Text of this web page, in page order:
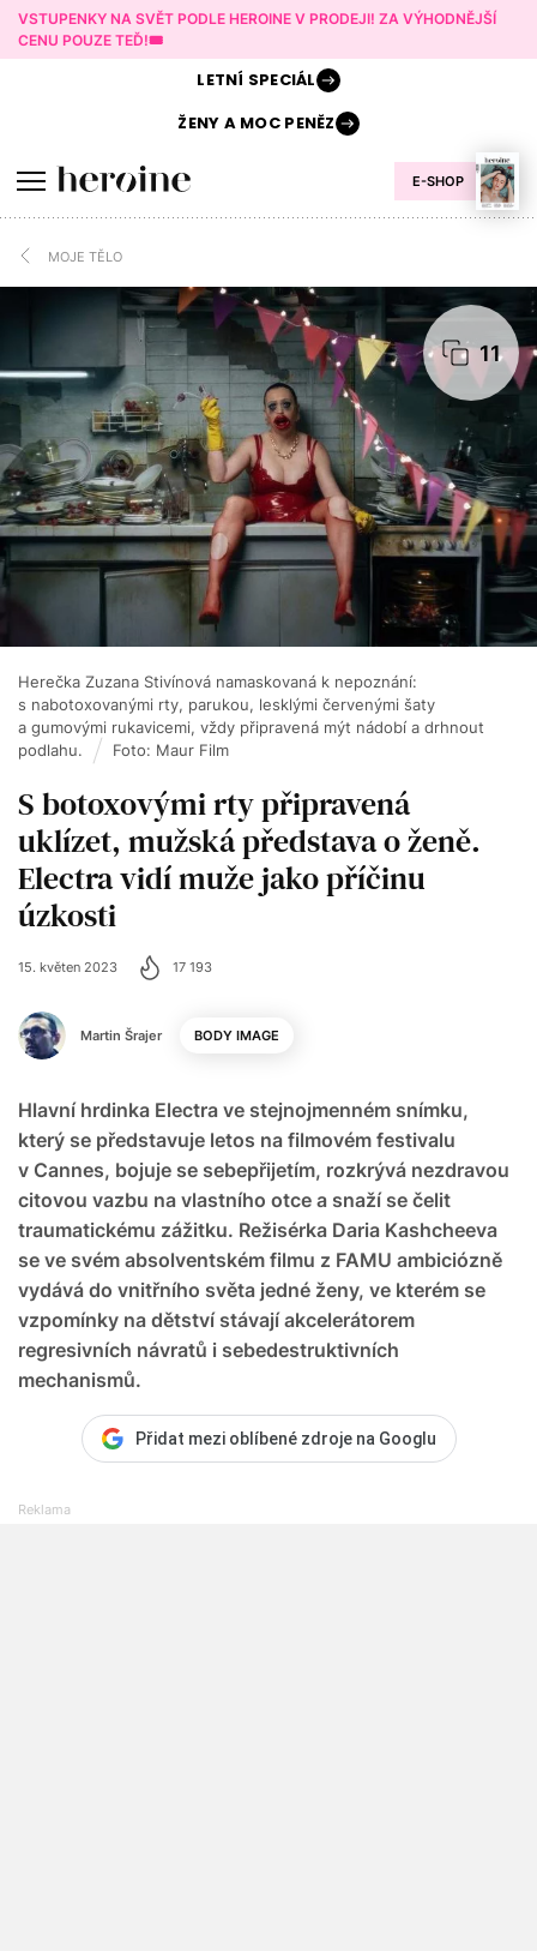
VSTUPENKY NA SVĚT PODLE HEROINE V PRODEJI! ZA VÝHODNĚJŠÍ
CENU POUZE TEĎ!🎟️
E-SHOP
LETNÍ SPECIÁL
ŽENY AMOC PENĚZ
MOJE TĚLO
11
Herečka Zuzana Stivínová namaskovaná k nepoznání:
s nabotoxovanými rty, parukou, lesklými červenými šaty
a gumovými rukavicemi, vždy připravená mýt nádobí a drhnout
podlahu.
Foto: Maur Film
S botoxovými rty připravená
uklízet, mužská představa o ženě.
Electra vidí muže jako příčinu
úzkosti
Martin Šrajer
15. květen 2023 17 193
BODY IMAGE
Hlavní hrdinka Electra ve stejnojmenném snímku,
který se představuje letos na filmovém festivalu
v Cannes, bojuje se sebepřijetím, rozkrývá nezdravou
citovou vazbu na vlastního otce a snaží se čelit
traumatickému zážitku. Režisérka Daria Kashcheeva
se ve svém absolventském filmu z FAMU ambiciózně
vydává do vnitřního světa jedné ženy, ve kterém se
vzpomínky na dětství stávají akcelerátorem
regresivních návratů i sebedestruktivních
mechanismů.
Přidat mezi oblíbené zdroje na Googlu